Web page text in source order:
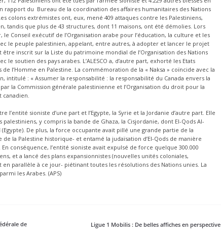
rapport du Bureau de la coordination des affaires humanitaires des Nations
colons extrémistes ont, eux, mené 409 attaques contre les Palestiniens,
tandis que plus de 43 structures, dont 11 maisons, ont été démolies. Lors
Conseil exécutif de l’Organisation arabe pour l’éducation, la culture et les
le peuple palestinien, appelant, entre autres, à adopter et lancer le projet
inscrit sur la Liste du patrimoine mondial de l’Organisation des Nations
le soutien des pays arabes. L’ALESCO a, d’autre part, exhorté les Etats
l’Homme en Palestine. La commémoration de la « Naksa » coïncide avec la
intitulé : « Assumer la responsabilité : la responsabilité du Canada envers la
la Commission générale palestinienne et l’Organisation du droit pour la
canadien.
l’entité sioniste d’une part et l’Egypte, la Syrie et la Jordanie d’autre part. Elle
y compris la bande de Ghaza, la Cisjordanie, dont El-Qods Al-
De plus, la force occupante avait pillé une grande partie de la
la Palestine historique- et entamé la judaïsation d’El-Qods de manière
conséquence, l’entité sioniste avait expulsé de force quelque 300.000
et a lancé des plans expansionnistes (nouvelles unités coloniales,
parallèle à ce jour- piétinant toutes les résolutions des Nations unies. La
les Arabes. (APS)
de
Ligue 1 Mobilis : De belles affiches en perspective